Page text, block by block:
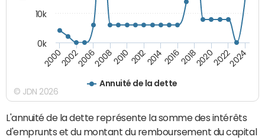
Annuité de la dette
20002002200620082010 2012201420162018202020222024
0k
10k
© JDN 2026
L'annuité de la dette représente la somme des intérêts
d'emprunts et du montant du remboursement du capital